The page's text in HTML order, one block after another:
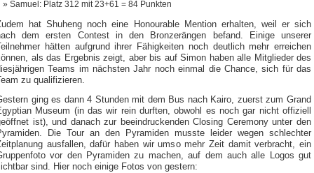
Samuel: Platz 312 mit 23+61 = 84 Punkten
hat Shuheng noch eine Honourable Mention erhalten, weil er sich
dem ersten Contest in den Bronzerängen befand. Einige unserer
hätten aufgrund ihrer Fähigkeiten noch deutlich mehr erreichen
als das Ergebnis zeigt, aber bis auf Simon haben alle Mitglieder des
Teams im nächsten Jahr noch einmal die Chance, sich für das
zu qualifizieren.
ging es dann 4 Stunden mit dem Bus nach Kairo, zuerst zum Grand
Museum (in das wir rein durften, obwohl es noch gar nicht offiziell
ist), und danach zur beeindruckenden Closing Ceremony unter den
Die Tour an den Pyramiden musste leider wegen schlechter
ausfallen, dafür haben wir umso mehr Zeit damit verbracht, ein
vor den Pyramiden zu machen, auf dem auch alle Logos gut
sind. Hier noch einige Fotos von gestern: